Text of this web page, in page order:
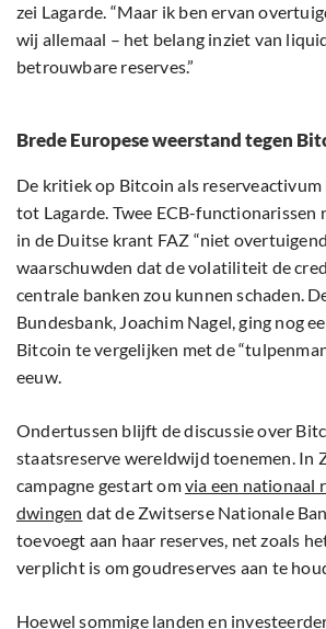
zei Lagarde. “Maar ik ben ervan
wij allemaal – het belang inziet van
betrouwbare reserves.”
Brede Europese weerstand tegen
De kritiek op Bitcoin als
tot Lagarde. Twee ECB-functionarissen
in de Duitse krant FAZ “niet
waarschuwden dat de volatiliteit de
centrale banken zou kunnen schaden.
Bundesbank, Joachim Nagel, ging nog
Bitcoin te vergelijken met de
eeuw.
Ondertussen blijft de discussie over
staatsreserve wereldwijd toenemen. In
campagne gestart omvia een nationaal
dwingen dat de Zwitserse Nationale
toevoegt aan haar reserves, net zoals
verplicht is om goudreserves aan te
Hoewel sommige landen en